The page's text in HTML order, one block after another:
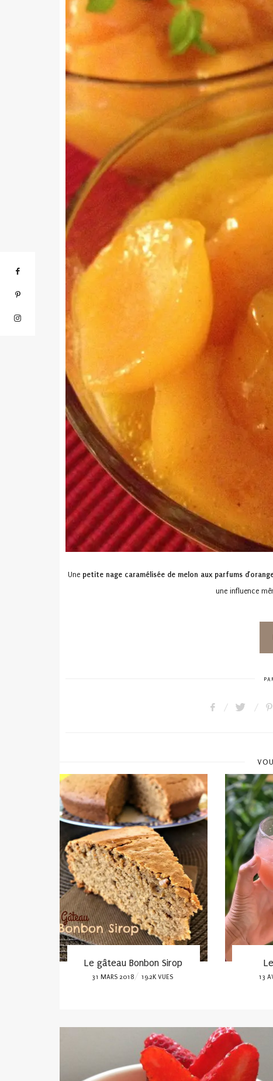
Une petite nage caramélisée de melon aux parfums
une influence
Le gâteau Bonbon Sirop
POSTED
31 MARS 2018 19.2K VUES 13